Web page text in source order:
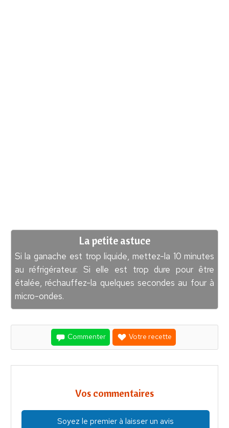
La petite astuce
Si la ganache est trop liquide, mettez-la 10 minutes
au réfrigérateur. Si elle est trop dure pour être
étalée, réchauffez-la quelques secondes au four à
micro-ondes.
Commenter Votre recette
Vos commentaires
Soyez le premier à laisser un avis